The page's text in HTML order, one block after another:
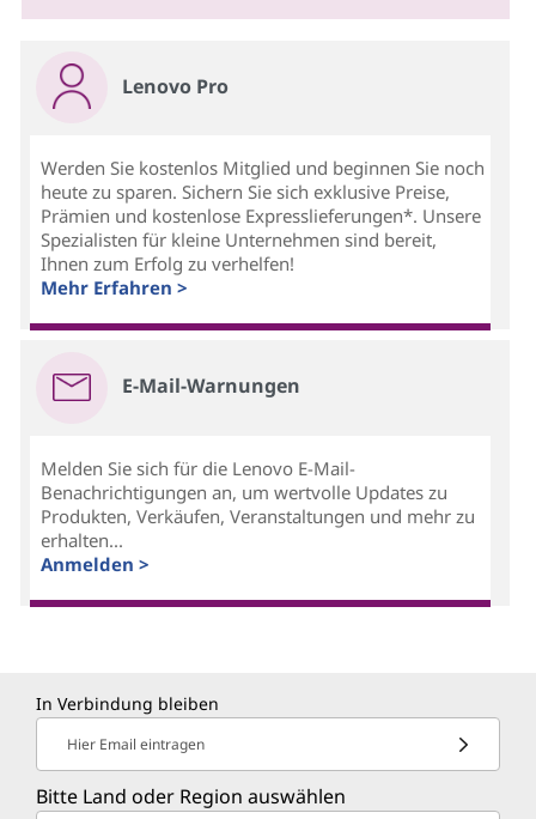
Lenovo Pro
Werden Sie kostenlos Mitglied und beginnen Sie noch
heute zu sparen. Sichern Sie sich exklusive Preise,
Prämien und kostenlose Expresslieferungen*. Unsere
Spezialisten für kleine Unternehmen sind bereit,
Ihnen zum Erfolg zu verhelfen!
Mehr Erfahren >
E-Mail-Warnungen
Melden Sie sich für die Lenovo E-Mail-
Benachrichtigungen an, um wertvolle Updates zu
Produkten, Verkäufen, Veranstaltungen und mehr zu
erhalten...
Anmelden >
In Verbindung bleiben
Hier Email eintragen
Bitte Land oder Region auswählen